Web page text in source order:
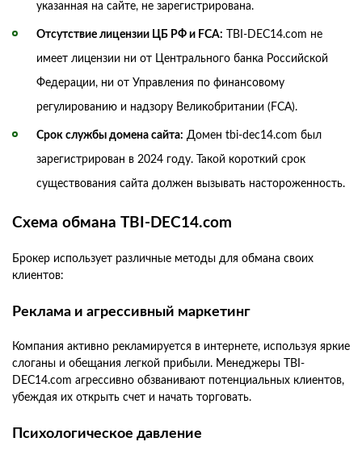
указанная на сайте, не зарегистрирована.
Отсутствие лицензии ЦБ РФ и FCA: TBI-DEC14.com не
имеет лицензии ни от Центрального банка Российской
Федерации, ни от Управления по финансовому
регулированию и надзору Великобритании (FCA).
Срок службы домена сайта: Домен tbi-dec14.com был
зарегистрирован в 2024 году. Такой короткий срок
существования сайта должен вызывать настороженность.
Схема обмана TBI-DEC14.com
Брокер использует различные методы для обмана своих
клиентов:
Реклама и агрессивный маркетинг
Компания активно рекламируется в интернете, используя яркие
слоганы и обещания легкой прибыли. Менеджеры TBI-
DEC14.com агрессивно обзванивают потенциальных клиентов,
убеждая их открыть счет и начать торговать.
Психологическое давление